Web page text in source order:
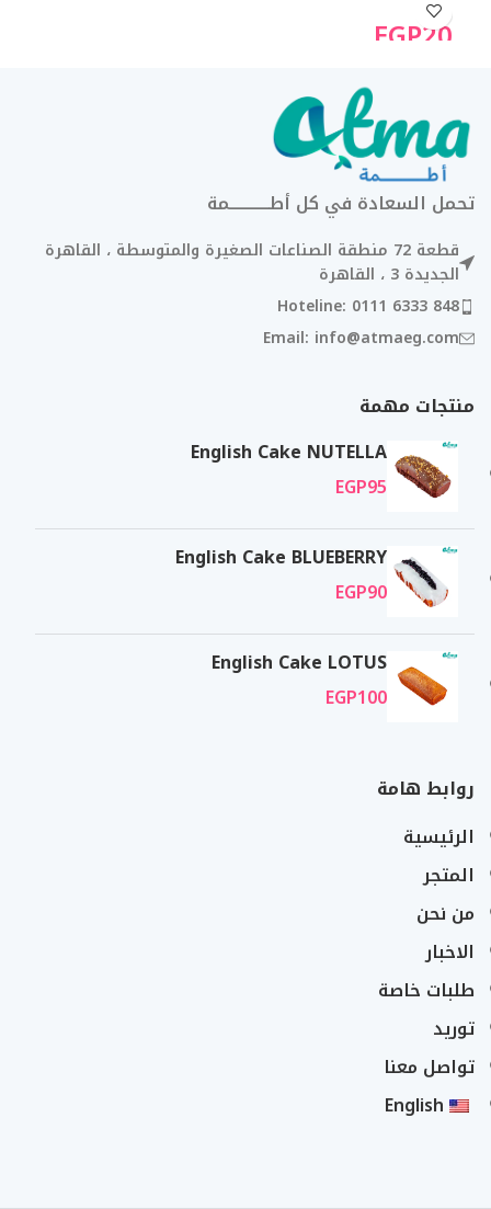
EGP20
تحمل السعادة في كل أطــــــــــــمة
قطعة 72 منطقة الصناعات الصغيرة والمتوسطة ، القاهرة
الجديدة 3 ، القاهرة
Hoteline: 0111 6333 848
Email: info@atmaeg.com
منتجات مهمة
English Cake NUTELLA
EGP95
English Cake BLUEBERRY
EGP90
English Cake LOTUS
EGP100
روابط هامة
الرئيسية
المتجر
من نحن
الاخبار
طلبات خاصة
توريد
تواصل معنا
English